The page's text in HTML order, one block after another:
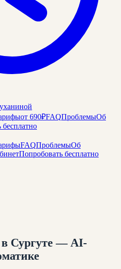
от 690₽FAQПроблемыОб
FAQПроблемыОб
Попробовать бесплатно
в Сургуте — AI-